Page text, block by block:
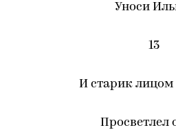
Уноси
13
И старик
Просветлел